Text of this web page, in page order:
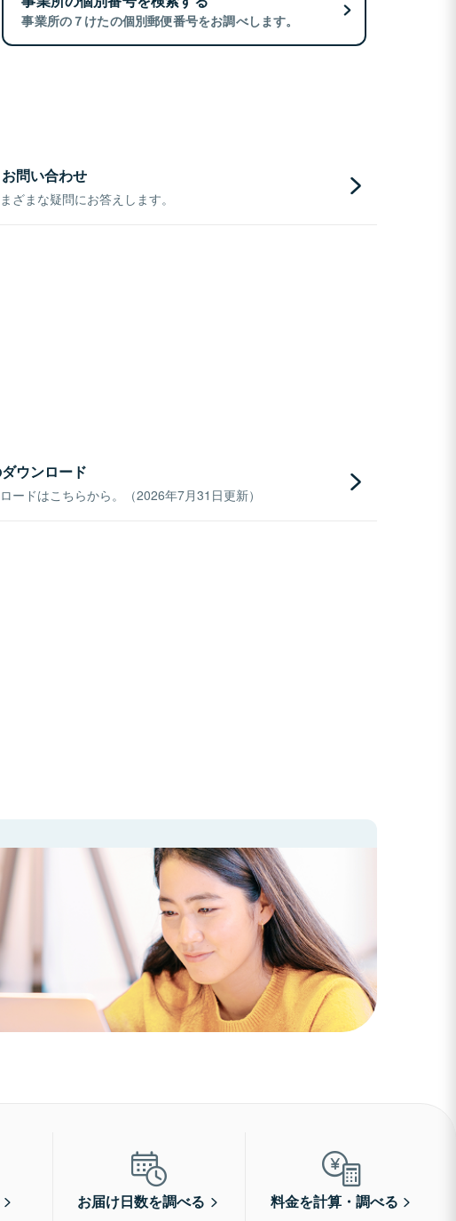
事業所の７けたの個別郵便番号をお調べします。
問い合わせ
ざまな疑問にお答えします。
ウンロード
ードはこちらから。（2026年7月31日更新）
お届け日数を調べる 料金を計算・調べる